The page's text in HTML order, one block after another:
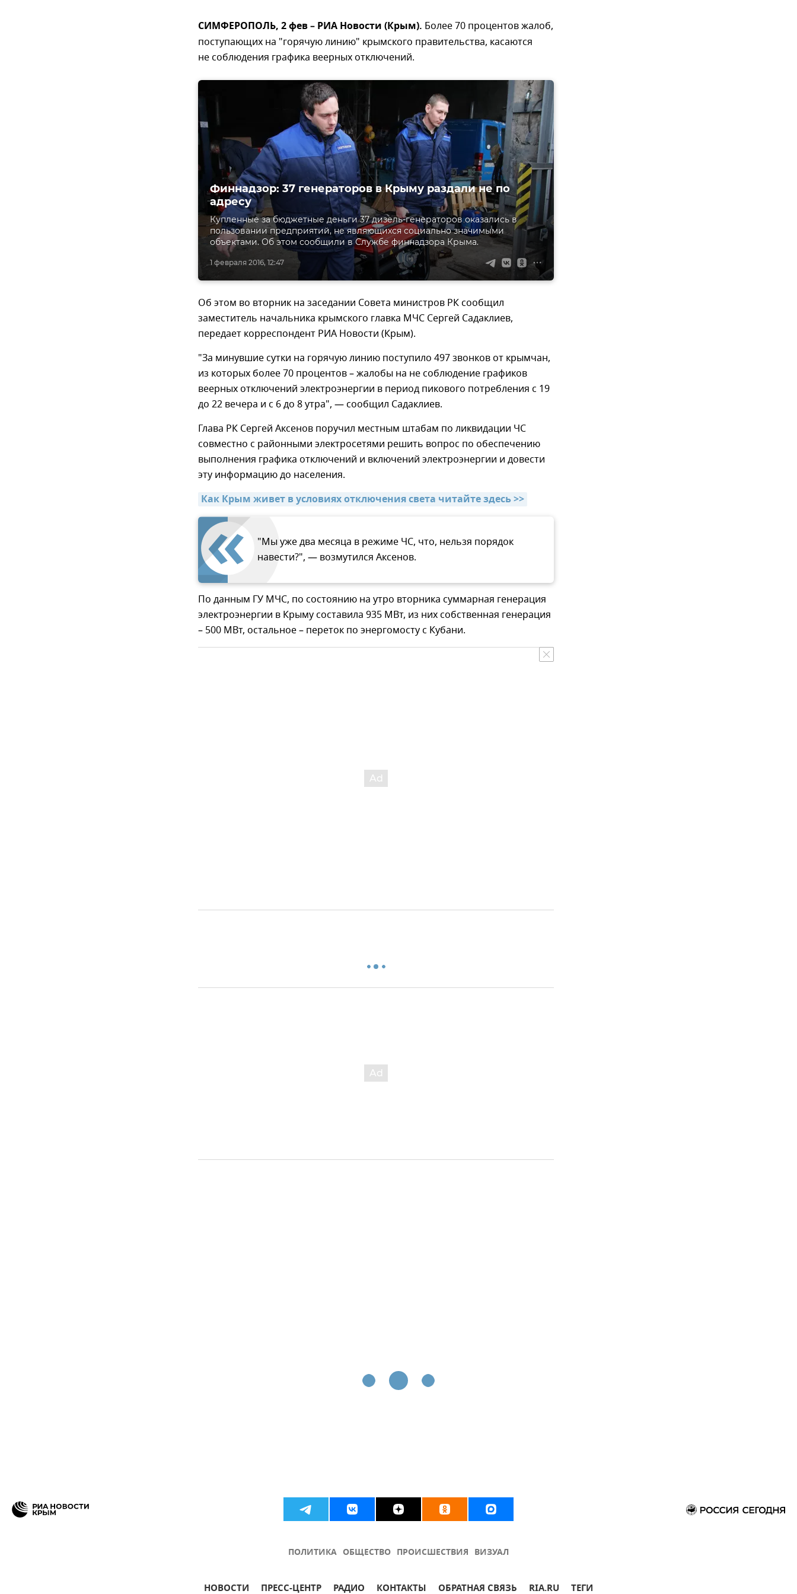
СИМФЕРОПОЛЬ, 2 фев – РИА Новости (Крым). Более 70 процентов жалоб,
поступающих на "горячую линию" крымского правительства, касаются
не соблюдения графика веерных отключений.
1 февраля 2016, 12:47
Финнадзор: 37 генераторов в Крыму раздали не по
адресу
Купленные за бюджетные деньги 37 дизель-генераторов оказались в
пользовании предприятий, не являющихся социально значимыми
объектами. Об этом сообщили в Службе финнадзора Крыма.
Об этом во вторник на заседании Совета министров РК сообщил
заместитель начальника крымского главка МЧС Сергей Садаклиев,
передает корреспондент РИА Новости (Крым).
"За минувшие сутки на горячую линию поступило 497 звонков от крымчан,
из которых более 70 процентов – жалобы на не соблюдение графиков
веерных отключений электроэнергии в период пикового потребления с 19
до 22 вечера и с 6 до 8 утра", — сообщил Садаклиев.
Глава РК Сергей Аксенов поручил местным штабам по ликвидации ЧС
совместно с районными электросетями решить вопрос по обеспечению
выполнения графика отключений и включений электроэнергии и довести
эту информацию до населения.
Как Крым живет в условиях отключения света читайте здесь >>
"Мы уже два месяца в режиме ЧС, что, нельзя порядок
навести?", — возмутился Аксенов.
По данным ГУ МЧС, по состоянию на утро вторника суммарная генерация
электроэнергии в Крыму составила 935 МВт, из них собственная генерация
– 500 МВт, остальное – переток по энергомосту с Кубани.
ПОЛИТИКА ОБЩЕСТВО ПРОИСШЕСТВИЯ ВИЗУАЛ
НОВОСТИ ПРЕСС-ЦЕНТР РАДИО КОНТАКТЫ ОБРАТНАЯ СВЯЗЬ RIA.RU ТЕГИ